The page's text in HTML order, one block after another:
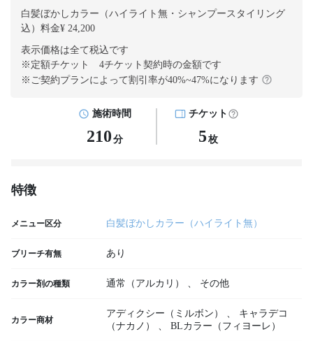
白髪ぼかしカラー（ハイライト無・シャンプースタイリング
込）料金¥ 24,200
表示価格は全て税込です
※定額チケット 4チケット契約時の金額です
※ご契約プランによって割引率が40%~47%になります
施術時間
210 分
チケット
5 枚
特徴
メニュー区分 白髪ぼかしカラー（ハイライト無）
ブリーチ有無 あり
カラー剤の種類 通常（アルカリ） 、 その他
カラー商材
アディクシー（ミルボン） 、
キャラデコ
（ナカノ）
、 BLカラー（フィヨーレ）